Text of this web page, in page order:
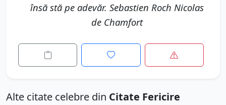
însă stă pe adevăr. Sebastien Roch Nicolas
de Chamfort
Alte citate celebre din Citate Fericire